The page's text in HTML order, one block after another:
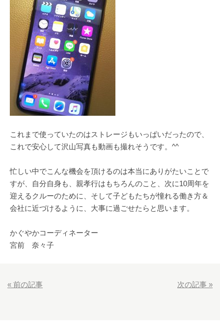
これまで使っていたのはストレージもいっぱいだったので、
これで安心して沢山写真も動画も撮れそうです。^^
忙しい中でこんな機会を頂けるのは本当にありがたいことで
すが、自分自身も、親孝行はもちろんのこと、次に10周年を
迎えるクルーのために、そして子どもたちが憧れる働き方＆
会社に近づけるように、大事に過ごせたらと思います。
かぐやかコーディネーター
宮前 奈々子
« 前の記事 次の記事 »